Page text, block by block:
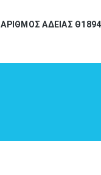
ΑΡΙΘΜΟΣ ΑΔΕΙΑΣ Θ1894